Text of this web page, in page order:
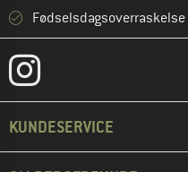
Fødselsdagsoverraskelse
KUNDESERVICE